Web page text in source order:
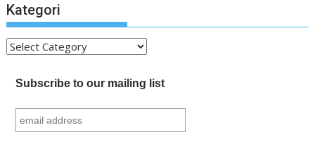
Kategori
Kategori
Subscribe to our mailing list